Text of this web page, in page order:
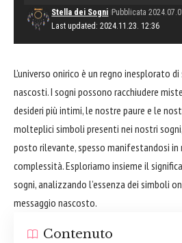
Last updated: 2024.11.23. 12:36
Stella dei Sogni Pubblicata
L’universo onirico è un regno inesplorato
nascosti. I sogni possono racchiudere
desideri più intimi, le nostre paure e le
molteplici simboli presenti nei nostri
posto rilevante, spesso manifestandosi
complessità. Esploriamo insieme il
sogni, analizzando l’essenza dei simboli
messaggio nascosto.
Contenuto